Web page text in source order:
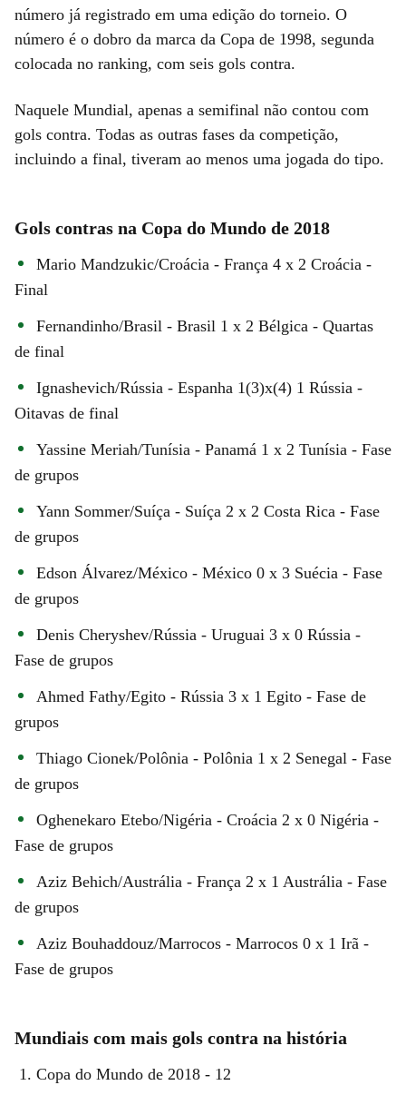
número já registrado em uma edição do torneio. O
número é o dobro da marca da Copa de 1998, segunda
colocada no ranking, com seis gols contra.
Naquele Mundial, apenas a semifinal não contou com
gols contra. Todas as outras fases da competição,
incluindo a final, tiveram ao menos uma jogada do tipo.
Gols contras na Copa do Mundo de 2018
Mario Mandzukic/Croácia - França 4 x 2 Croácia -
Final
Fernandinho/Brasil - Brasil 1 x 2 Bélgica - Quartas
de final
Ignashevich/Rússia - Espanha 1(3)x(4) 1 Rússia -
Oitavas de final
Yassine Meriah/Tunísia - Panamá 1 x 2 Tunísia - Fase
de grupos
Yann Sommer/Suíça - Suíça 2 x 2 Costa Rica - Fase
de grupos
Edson Álvarez/México - México 0 x 3 Suécia - Fase
de grupos
Denis Cheryshev/Rússia - Uruguai 3 x 0 Rússia -
Fase de grupos
Ahmed Fathy/Egito - Rússia 3 x 1 Egito - Fase de
grupos
Thiago Cionek/Polônia - Polônia 1 x 2 Senegal - Fase
de grupos
Oghenekaro Etebo/Nigéria - Croácia 2 x 0 Nigéria -
Fase de grupos
Aziz Behich/Austrália - França 2 x 1 Austrália - Fase
de grupos
Aziz Bouhaddouz/Marrocos - Marrocos 0 x 1 Irã -
Fase de grupos
Mundiais com mais gols contra na história
Copa do Mundo de 2018 - 12